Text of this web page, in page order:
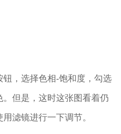
钮，选择色相-饱和度，勾选
但是，这时这张图看着仍
滤镜进行一下调节。